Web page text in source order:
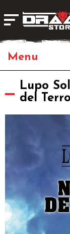
Giochi da
Giochi di Carte
Miniature
Lupo
del